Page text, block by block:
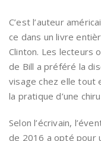
C’est l’auteur
ce dans un livre
Clinton. Les lecteurs
de Bill a préféré la
visage chez elle tout
la pratique d’une
Selon l’écrivain,
de 2016 a opté pour